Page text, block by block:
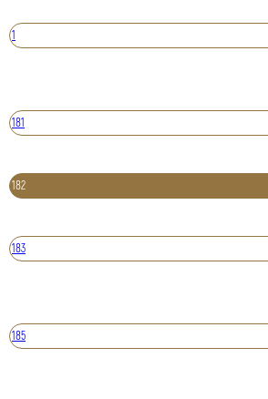
1
181
182
183
185